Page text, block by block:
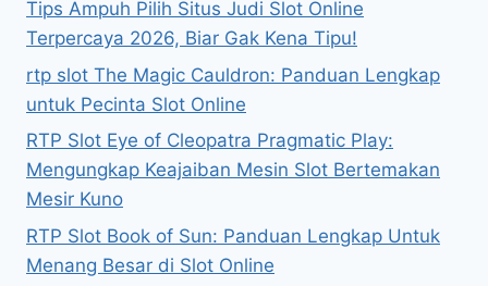
Tips Ampuh Pilih Situs Judi Slot Online
Terpercaya 2026, Biar Gak Kena Tipu!
rtp slot The Magic Cauldron: Panduan Lengkap
untuk Pecinta Slot Online
RTP Slot Eye of Cleopatra Pragmatic Play:
Mengungkap Keajaiban Mesin Slot Bertemakan
Mesir Kuno
RTP Slot Book of Sun: Panduan Lengkap Untuk
Menang Besar di Slot Online